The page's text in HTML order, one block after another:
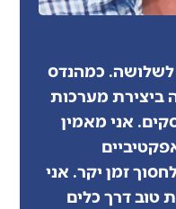
לשלושה. כמהנדס
ביצירת מערכות
אני מאמין
זמן יקר. אני
טוב דרך כלים